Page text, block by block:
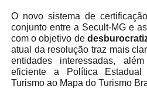
O novo sistema de
conjunto entre a Secult-MG e
com o objetivo de
atual da resolução traz mais
entidades interessadas,
eficiente a Política
Turismo ao Mapa do Turismo